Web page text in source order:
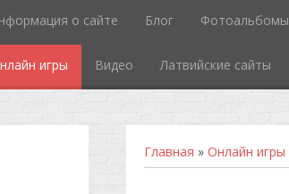
о сайте Блог Фотоальбомы
игры Видео Латвийские сайты
Главная » Онлайн игры